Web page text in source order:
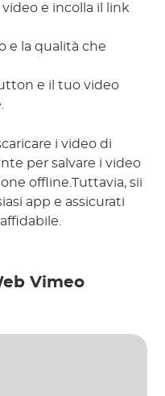
e incolla il link
e la qualità che
e il tuo video
i video di
per salvare i video
offline.Tuttavia, sii
app e assicurati
Vimeo